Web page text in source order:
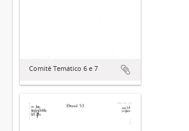
Comitê Temático 6 e 7